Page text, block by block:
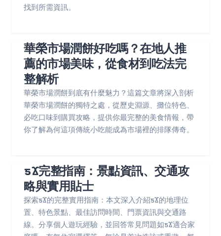
找到所需資訊。
華榮市場潤餅好吃嗎？在地人推
薦的市場美味，從食材到吃法完
整解析
華榮市場潤餅到底有什麼魅力？這篇文章將深入剖析
華榮市場潤餅的獨特之處，從歷史淵源、攤位特色、
必吃口味到購買攻略，提供你最完整的美食情報，帶
你了解為何這項傳統小吃能成為市場裡的排隊傳奇。
ƽϪ完整指南：景點資訊、交通攻
略與實用貼士
探索ƽϪ的完整實用指南：本文深入介紹ƽϪ的地理位
置、特色景點、最佳訪問時間、門票資訊與交通路
線。分享個人遊玩經驗，並回答常見問題如ƽϪ適合家